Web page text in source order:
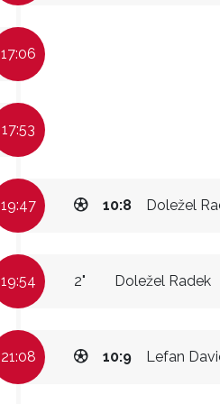
17:06
17:53
19:47 Doležel
10:8
19:54 Doležel Radek
2"
21:08 Lefan
10:9